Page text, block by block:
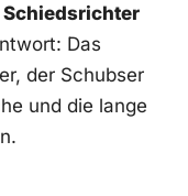
Das
der Schubser
und die lange